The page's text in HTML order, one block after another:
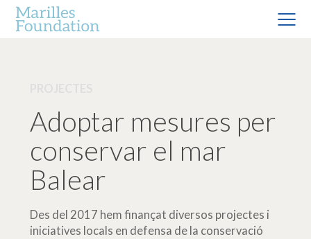
Adoptar mesures per
conservar el mar
Balear
Des del 2017 hem finançat diversos projectes i
iniciatives locals en defensa de la conservació